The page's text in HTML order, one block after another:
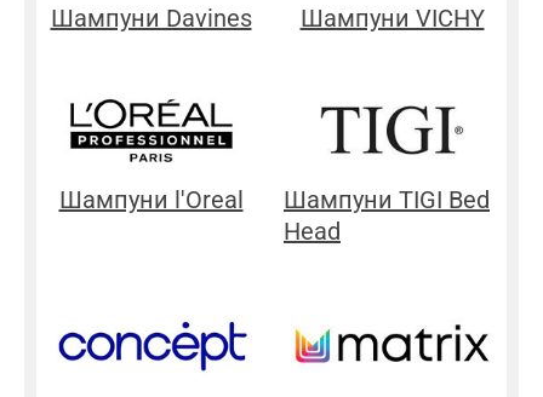
Шампуни Davines Шампуни VICHY
Шампуни l'Oreal
Шампуни TIGI Bed
Head